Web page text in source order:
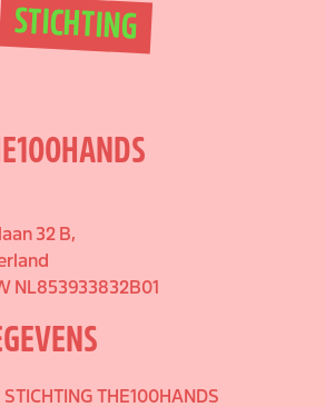
STICHTING
32 B,
NL853933832B01
THE100HANDS